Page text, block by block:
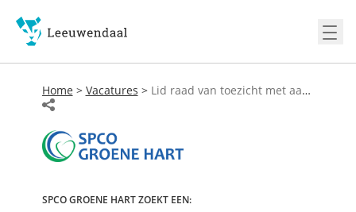
Home > Vacatures > Lid raad van toezicht met aandachtsgebied Onderwijs
SPCO GROENE HART ZOEKT EEN: